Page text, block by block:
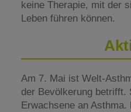
keine Therapie, mit der
Leben führen können.
Am 7. Mai ist Welt-
der Bevölkerung betrifft.
Erwachsene an